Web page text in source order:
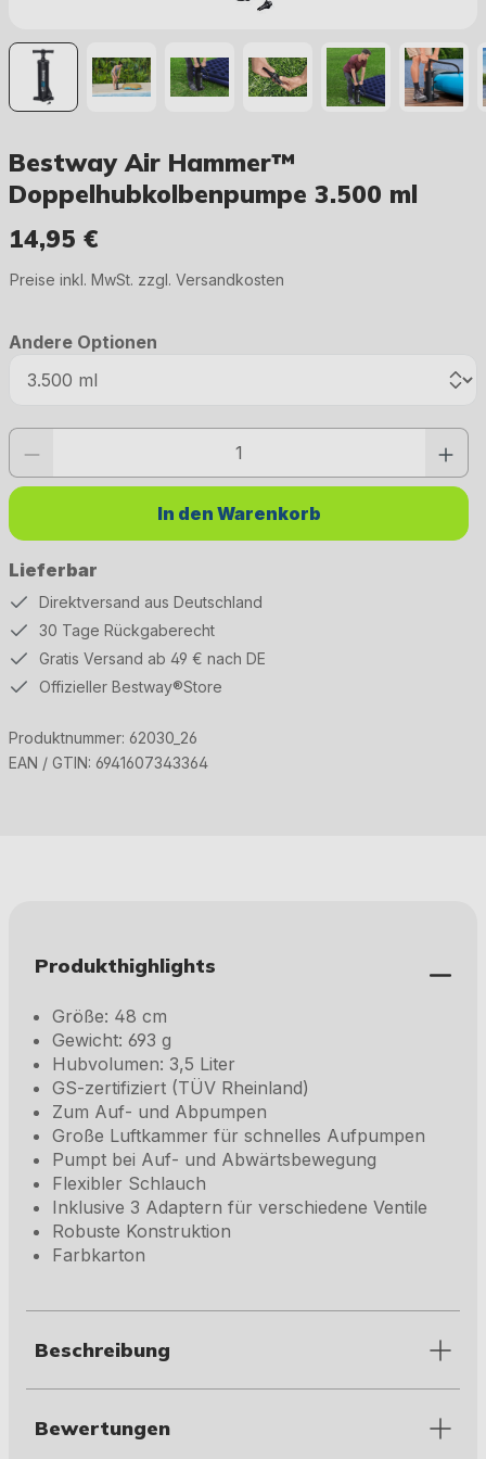
Bestway Air Hammer™
Doppelhubkolbenpumpe 3.500 ml
14,95 €
Preise inkl. MwSt. zzgl. Versandkosten
Lieferbar
Andere Optionen
Produkt Anzahl: Gib den gewünschten Wert ein oder benutze die
In den Warenkorb
Direktversand aus Deutschland
30 Tage Rückgaberecht
Gratis Versand ab 49 € nach DE
Offizieller Bestway®Store
Produktnummer: 62030_26
EAN / GTIN: 6941607343364
Produkthighlights
Größe: 48 cm
Gewicht: 693 g
Hubvolumen: 3,5 Liter
GS-zertifiziert (TÜV Rheinland)
Zum Auf- und Abpumpen
Große Luftkammer für schnelles Aufpumpen
Pumpt bei Auf- und Abwärtsbewegung
Flexibler Schlauch
Inklusive 3 Adaptern für verschiedene Ventile
Robuste Konstruktion
Farbkarton
Beschreibung
Bewertungen